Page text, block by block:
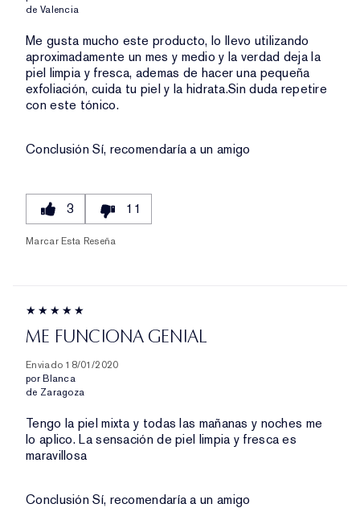
de Valencia
Me gusta mucho este producto, lo llevo utilizando
aproximadamente un mes y medio y la verdad deja la
piel limpia y fresca, ademas de hacer una pequeña
exfoliación, cuida tu piel y la hidrata.Sin duda repetire
con este tónico.
ConclusiónSí, recomendaría a un amigo
3 11
Marcar Esta Reseña
ME FUNCIONA GENIAL
Enviado 18/01/2020
por Blanca
de Zaragoza
Tengo la piel mixta y todas las mañanas y noches me
lo aplico. La sensación de piel limpia y fresca es
maravillosa
ConclusiónSí, recomendaría a un amigo